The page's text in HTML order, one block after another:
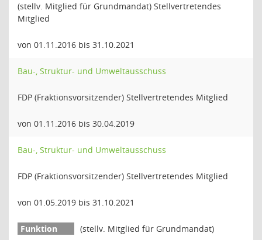
(stellv. Mitglied für Grundmandat) Stellvertretendes
Mitglied
von 01.11.2016 bis 31.10.2021
Bau-, Struktur- und Umweltausschuss
FDP (Fraktionsvorsitzender) Stellvertretendes Mitglied
von 01.11.2016 bis 30.04.2019
Bau-, Struktur- und Umweltausschuss
FDP (Fraktionsvorsitzender) Stellvertretendes Mitglied
von 01.05.2019 bis 31.10.2021
(stellv. Mitglied für Grundmandat)